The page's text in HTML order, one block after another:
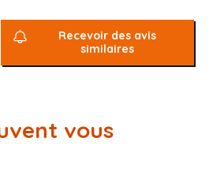
Recevoir des avis
similaires
vous